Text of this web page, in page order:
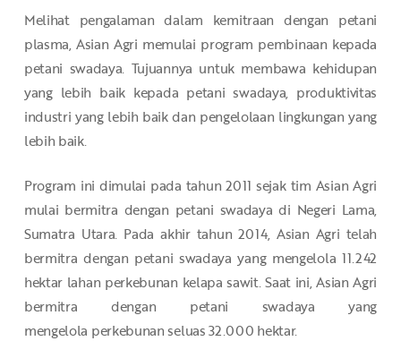
Melihat pengalaman dalam kemitraan dengan petani
plasma, Asian Agri memulai program pembinaan kepada
petani swadaya. Tujuannya untuk membawa kehidupan
yang lebih baik kepada petani swadaya, produktivitas
industri yang lebih baik dan pengelolaan lingkungan yang
lebih baik.
Program ini dimulai pada tahun 2011 sejak tim Asian Agri
mulai bermitra dengan petani swadaya di Negeri Lama,
Sumatra Utara. Pada akhir tahun 2014, Asian Agri telah
bermitra dengan petani swadaya yang mengelola 11.242
hektar lahan perkebunan kelapa sawit. Saat ini, Asian Agri
bermitra dengan petani swadaya yang
mengelola perkebunan seluas 32.000 hektar.